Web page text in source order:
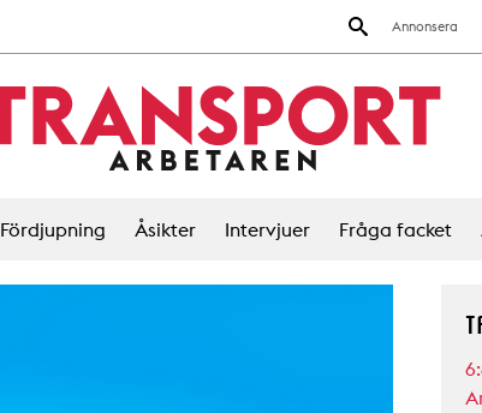
Annonsera
Fördjupning Åsikter Intervjuer Fråga facket